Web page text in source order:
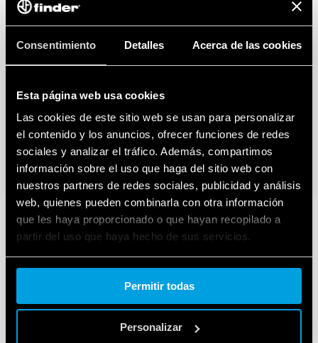
Consentimiento Detalles Acerca de las cookies
Esta página web usa cookies
Las cookies de este sitio web se usan para personalizar
el contenido y los anuncios, ofrecer funciones de redes
sociales y analizar el tráfico. Además, compartimos
información sobre el uso que haga del sitio web con
nuestros partners de redes sociales, publicidad y análisis
web, quienes pueden combinarla con otra información
que les haya proporcionado o que hayan recopilado a
partir del uso que haya hecho de sus servicios.
Cookie policy.
Permitir todas
Personalizar